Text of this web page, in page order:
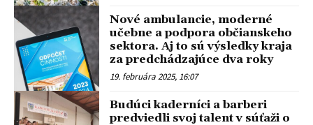
Nové ambulancie, moderné
učebne a podpora občianskeho
sektora. Aj to sú výsledky kraja
za predchádzajúce dva roky
19. februára 2025, 16:07
Budúci kaderníci a barberi
predviedli svoj talent v súťaži o